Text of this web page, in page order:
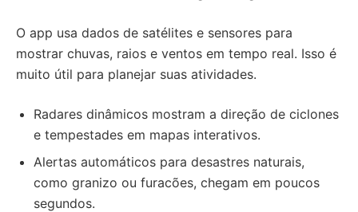
O app usa dados de satélites e sensores para
mostrar chuvas, raios e ventos em tempo real. Isso é
muito útil para planejar suas atividades.
Radares dinâmicos mostram a direção de ciclones
e tempestades em mapas interativos.
Alertas automáticos para desastres naturais,
como granizo ou furacões, chegam em poucos
segundos.